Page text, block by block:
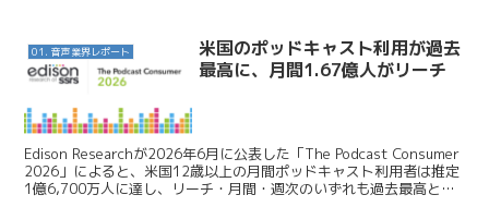
01. 音声業界レポート
米国のポッドキャスト利用が過去
最高に、月間1.67億人がリーチ
Edison Researchが2026年6月に公表した「The Podcast Consumer
2026」によると、米国12歳以上の月間ポッドキャスト利用者は推定
1億6,700万人に達し、リーチ・月間・週次のいずれも過去最高とな